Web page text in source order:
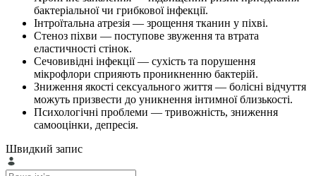
бактеріальної чи грибкової інфекції.
Інтроїтальна атрезія — зрощення тканин у піхві.
Стеноз піхви — поступове звуження та втрата
еластичності стінок.
Сечовивідні інфекції — сухість та порушення
мікрофлори сприяють проникненню бактерій.
Зниження якості сексуального життя — болісні відчуття
можуть призвести до уникнення інтимної близькості.
Психологічні проблеми — тривожність, зниження
самооцінки, депресія.
Швидкий запис